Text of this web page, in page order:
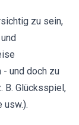
zu sein,
- und doch zu
B. Glücksspiel,
usw.).